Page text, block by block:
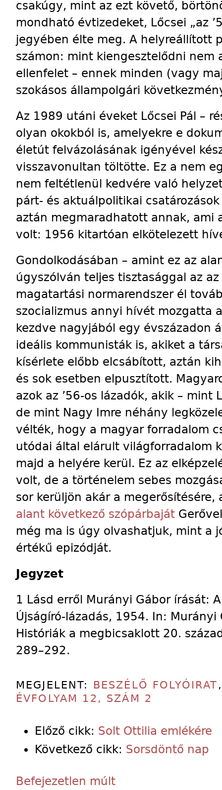
csakúgy, mint az ezt követő,
mondható évtizedeket, Lőcsei „az
jegyében élte meg. A helyreállított
számon: mint kiengesztelődni nem
ellenfelet – ennek minden (vagy
szokásos állampolgári
Az 1989 utáni éveket Lőcsei Pál –
olyan okokból is, amelyekre e
életút felvázolásának igényével
visszavonultan töltötte. Ez a nem
nem feltétlenül kedvére való
párt- és aktuálpolitikai
aztán megmaradhatott annak, ami
volt: 1956 kitartóan elkötelezett
Gondolkodásában – amint ez az
úgyszólván teljes tisztasággal az
magatartási normarendszer él
szocializmus annyi hívét mozgatta
kezdve nagyjából egy évszázadon
ideális kommunisták is, akiket a
kísérlete előbb elcsábított, aztán
és sok esetben elpusztított.
azok az ’56-os lázadók, akik – mint
de mint Nagy Imre néhány
vélték, hogy a magyar forradalom
utódai által elárult világforradalom
majd a helyére kerül. Ez az
volt, de a történelem sebes
sor kerüljön akár a megerősítésére,
alant következő szópárbaját
még ma is úgy olvashatjuk, mint a
értékű epizódját.
Jegyzet
1 Lásd erről Murányi Gábor írását:
Újságíró-lázadás, 1954. In:
Históriák a megbicsaklott 20.
289–292.
MEGJELENT: BESZÉLŐ FOLYÓIRAT
ÉVFOLYAM 12, SZÁM 2
Előző cikk: Solt Ottilia emlékére
Következő cikk: Sorsdöntő nap
Befejezetlen múlt